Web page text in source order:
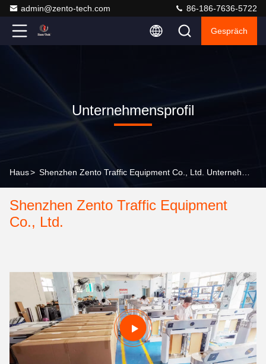
admin@zento-tech.com 86-186-7636-5722
Gespräch
Unternehmensprofil
Haus>
Shenzhen Zento Traffic Equipment
Co., Ltd.